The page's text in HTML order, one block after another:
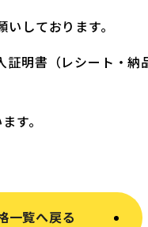
しております。
明書（レシート・
す。
一覧へ戻る